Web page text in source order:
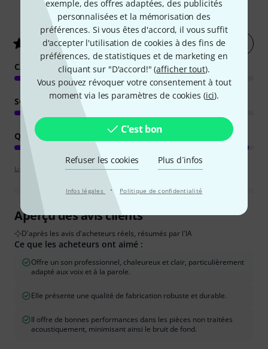
exemple, des offres adaptées, des publicités
personnalisées et la mémorisation des
préférences. Si vous êtes d'accord, il vous suffit
d'accepter l'utilisation de cookies à des fins de
préférences, de statistiques et de marketing en
cliquant sur "D'accord!" (afficher tout).
Vous pouvez révoquer votre consentement à tout
moment via les paramètres de cookies (ici).
C'est bon
Refuser les cookies Plus d´infos
Infos légales · Politique de confidentialité
2093Évaluations des clients
4.9/ 5 Évaluer
CARACTÉRISTIQUES
SON
QUALITÉ DE FABRICATION
Lignes directrices d'évaluation
Aperçu des avis clients
D'après les avis d'acheteurs réels, résumés par l'IA
Ce que les acheteurs ont aimé :
Offre un son professionnel, chaleureux et clair, particulièrement
adapté aux voix et à la parole.
Elle présente une qualité de fabrication robuste et durable.
Il offre de bonnes performances dans les pièces non traitées
acoustiquement, minimisant ainsi le bruit de fond.